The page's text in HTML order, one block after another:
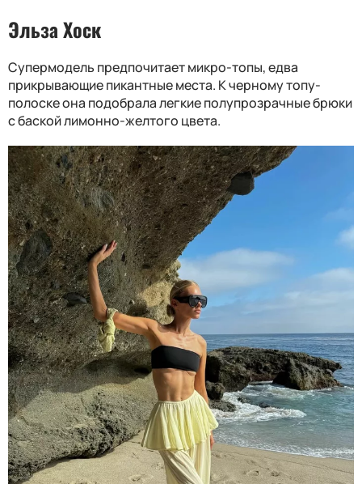
Эльза Хоск
Супермодель предпочитает микро-топы, едва
прикрывающие пикантные места. К черному топу-
полоске она подобрала легкие полупрозрачные брюки
с баской лимонно-желтого цвета.